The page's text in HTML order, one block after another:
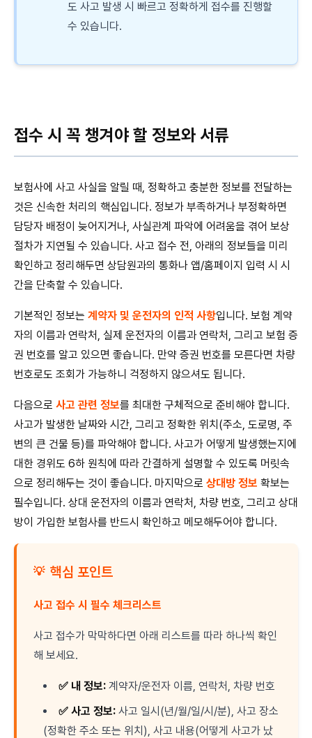
도 사고 발생 시 빠르고 정확하게 접수를 진행할
수 있습니다.
접수 시 꼭 챙겨야 할 정보와 서류
보험사에 사고 사실을 알릴 때, 정확하고 충분한 정보를 전달하는
것은 신속한 처리의 핵심입니다. 정보가 부족하거나 부정확하면
담당자 배정이 늦어지거나, 사실관계 파악에 어려움을 겪어 보상
절차가 지연될 수 있습니다. 사고 접수 전, 아래의 정보들을 미리
확인하고 정리해두면 상담원과의 통화나 앱/홈페이지 입력 시 시
간을 단축할 수 있습니다.
기본적인 정보는 계약자 및 운전자의 인적 사항입니다. 보험 계약
자의 이름과 연락처, 실제 운전자의 이름과 연락처, 그리고 보험 증
권 번호를 알고 있으면 좋습니다. 만약 증권 번호를 모른다면 차량
번호로도 조회가 가능하니 걱정하지 않으셔도 됩니다.
다음으로 사고 관련 정보를 최대한 구체적으로 준비해야 합니다.
사고가 발생한 날짜와 시간, 그리고 정확한 위치(주소, 도로명, 주
변의 큰 건물 등)를 파악해야 합니다. 사고가 어떻게 발생했는지에
대한 경위도 6하 원칙에 따라 간결하게 설명할 수 있도록 머릿속
으로 정리해두는 것이 좋습니다. 마지막으로 상대방 정보 확보는
필수입니다. 상대 운전자의 이름과 연락처, 차량 번호, 그리고 상대
방이 가입한 보험사를 반드시 확인하고 메모해두어야 합니다.
💡 핵심 포인트
사고 접수 시 필수 체크리스트
사고 접수가 막막하다면 아래 리스트를 따라 하나씩 확인
해 보세요.
✅ 내 정보: 계약자/운전자 이름, 연락처, 차량 번호
✅ 사고 정보: 사고 일시(년/월/일/시/분), 사고 장소
(정확한 주소 또는 위치), 사고 내용(어떻게 사고가 났